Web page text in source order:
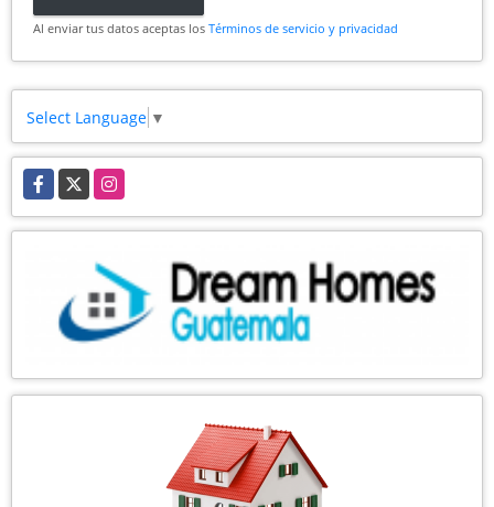
Al enviar tus datos aceptas los Términos de servicio y privacidad
Select Language ▼
Facebook
X Instagram